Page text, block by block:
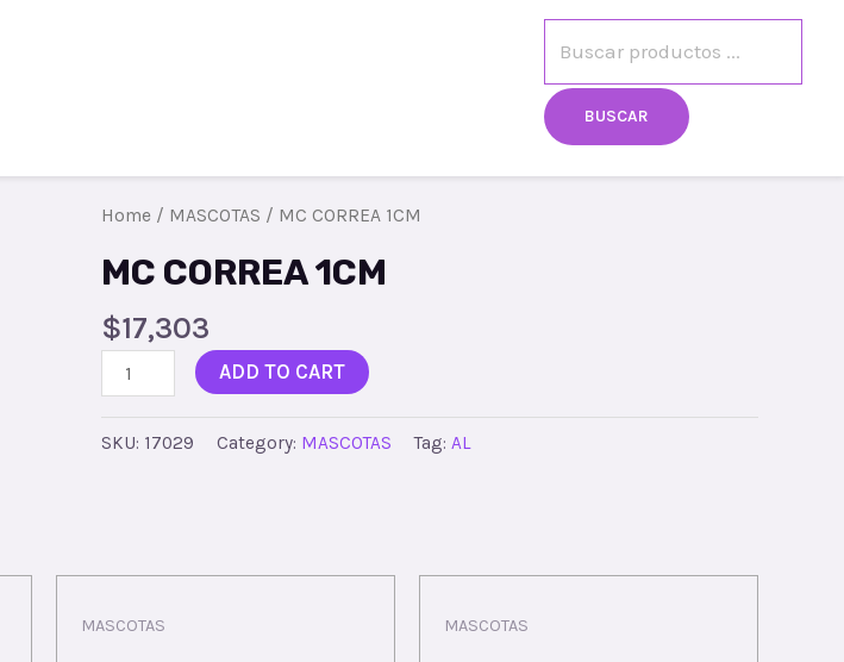
BUSCAR
Home / MASCOTAS / MC CORREA 1CM
MC CORREA 1CM
$17,303
ADD TO CART
SKU: 17029 Category: MASCOTAS Tag: AL
MASCOTAS MASCOTAS